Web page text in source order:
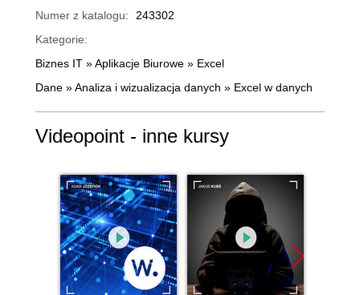
Numer z katalogu:
243302
Kategorie:
Biznes IT »Aplikacje Biurowe » Excel
Dane »Analiza i wizualizacja danych » Excel w danych
Videopoint - inne kursy